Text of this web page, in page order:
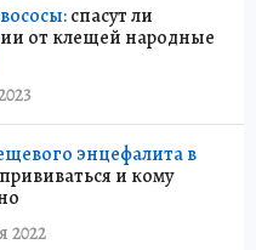
спасут ли
от клещей народные
энцефалита в
и кому
2022